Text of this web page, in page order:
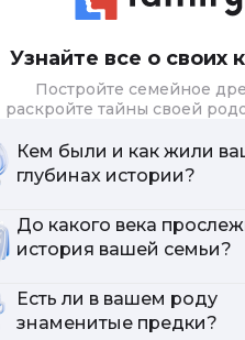
Узнайте все о своих
Постройте семейное
раскройте тайны своей
Кем были и как жили
глубинах истории?
До какого века
история вашей семьи?
Есть ли в вашем роду
знаменитые предки?